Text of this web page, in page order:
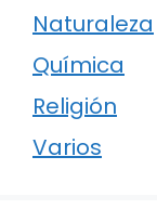
Naturaleza
Química
Religión
Varios